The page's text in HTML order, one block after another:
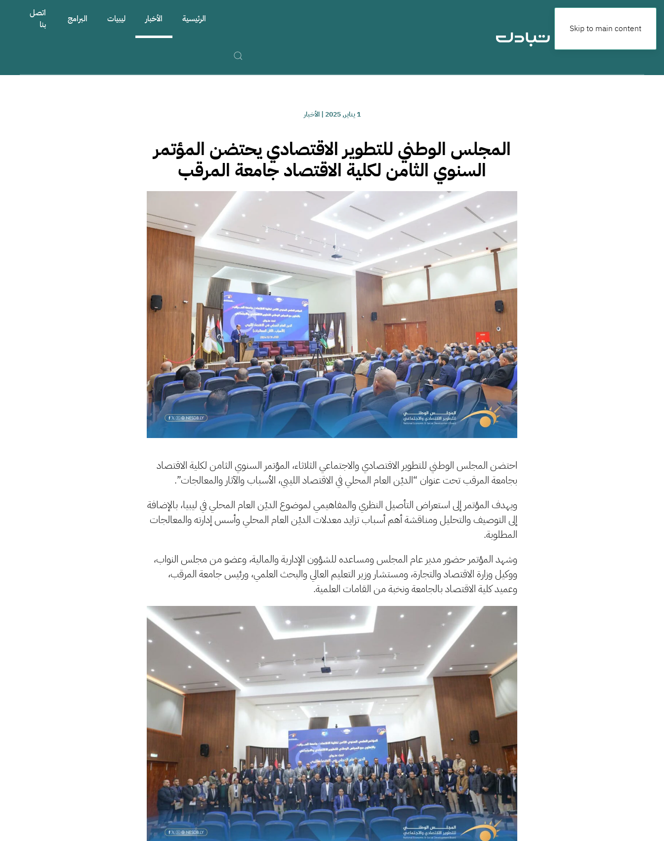
Skip to main content
الرئيسية الأخبار ليبيات البرامج
اتصل
بنا
1 يناير, 2025 |الأخبار
المجلس الوطني للتطوير الاقتصادي يحتضن المؤتمر
السنوي الثامن لكلية الاقتصاد جامعة المرقب
احتضن المجلس الوطني للتطوير الاقتصادي والاجتماعي الثلاثاء، المؤتمر السنوي الثامن لكلية الاقتصاد
بجامعة المرقب تحت عنوان “الديْن العام المحلي في الاقتصاد الليبي، الأسباب والآثار والمعالجات”.
ويهدف المؤتمر إلى استعراض التأصيل النظري والمفاهيمي لموضوع الديْن العام المحلي في ليبيا، بالإضافة
إلى التوصيف والتحليل ومناقشة أهم أسباب تزايد معدلات الديْن العام المحلي وأسس إدارته والمعالجات
المطلوبة.
وشهد المؤتمر حضور مدير عام المجلس ومساعده للشؤون الإدارية والمالية، وعضو من مجلس النواب،
ووكيل وزارة الاقتصاد والتجارة، ومستشار وزير التعليم العالي والبحث العلمي، ورئيس جامعة المرقب،
وعميد كلية الاقتصاد بالجامعة ونخبة من القامات العلمية.